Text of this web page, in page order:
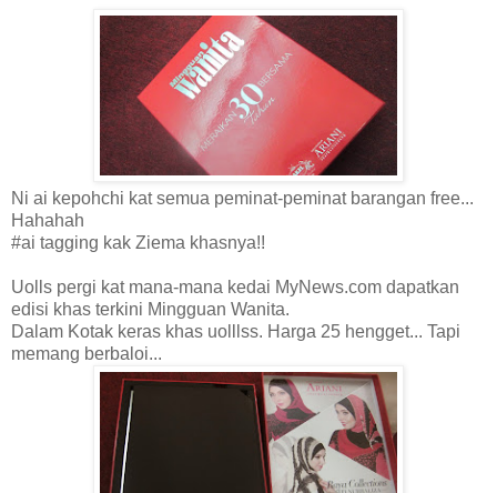
Ni ai kepohchi kat semua peminat-peminat barangan free...
Hahahah
#ai tagging kak Ziema khasnya!!
Uolls pergi kat mana-mana kedai MyNews.com dapatkan
edisi khas terkini Mingguan Wanita.
Dalam Kotak keras khas uolllss. Harga 25 hengget... Tapi
memang berbaloi...